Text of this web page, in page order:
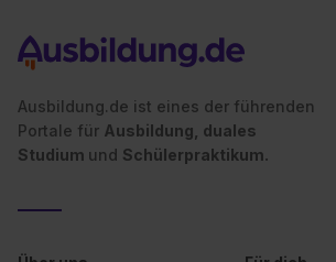
Ausbildung.de ist eines der führenden
Portale für Ausbildung, duales
Studium und Schülerpraktikum.